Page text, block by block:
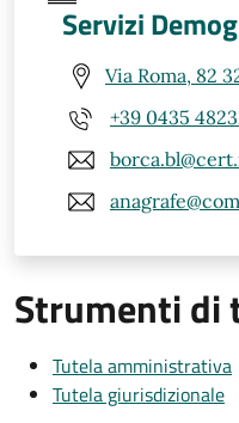
Servizi
Via Roma, 82
+39 0435
Strumenti di
Tutela amministrativa
Tutela giurisdizionale